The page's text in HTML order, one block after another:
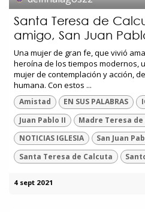
Santa Teresa de
amigo, San Juan
Una mujer de gran fe, que vivió
heroína de los tiempos modernos,
mujer de contemplación y acción,
humana. Con estos ...
Amistad EN SUS PALABRAS
Juan Pablo II
Madre Teresa
NOTICIAS IGLESIA
San Juan
Santa Teresa de Calcuta
4 sept 2021